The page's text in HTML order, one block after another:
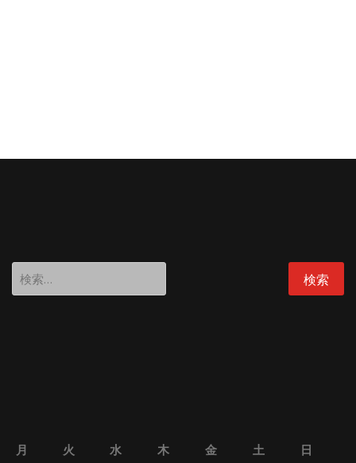
検
索:
月 火 水 木 金 土
日